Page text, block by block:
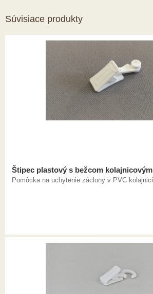
Súvisiace produkty
Štipec plastový s bežcom kolajnicovým
Pomôcka na uchytenie záclony v PVC kolajnici